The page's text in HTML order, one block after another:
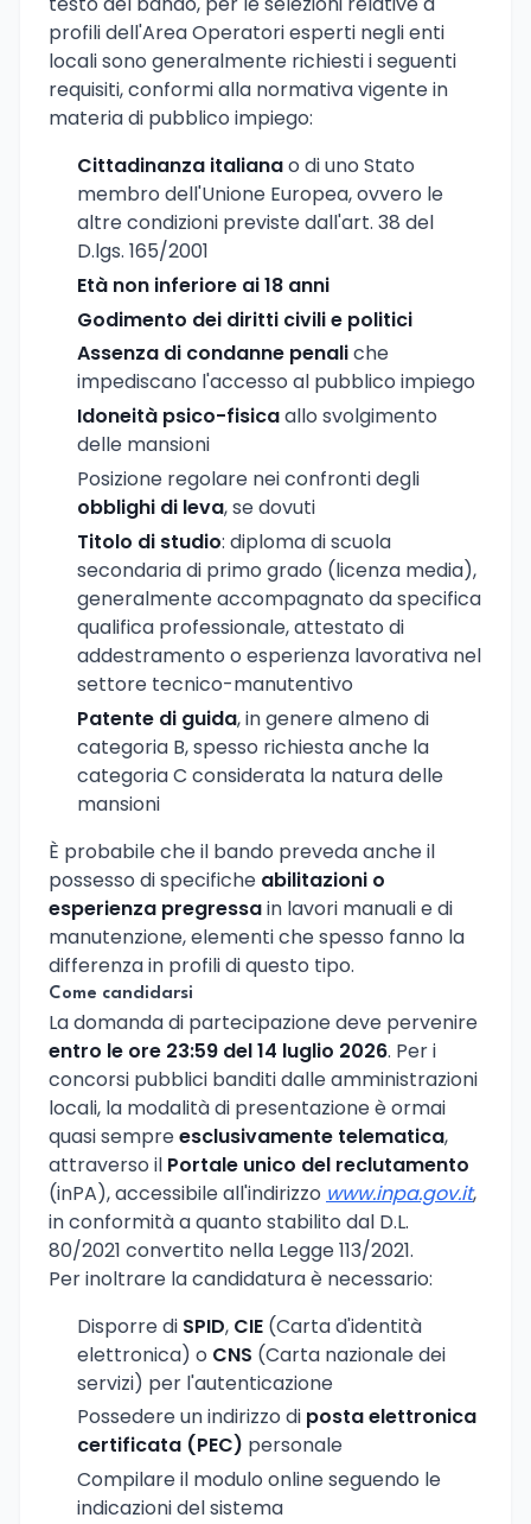
profili dell'Area Operatori esperti negli enti
locali sono generalmente richiesti i seguenti
requisiti, conformi alla normativa vigente in
materia di pubblico impiego:
Cittadinanza italianao di uno Stato
membro dell'Unione Europea, ovvero le
altre condizioni previste dall'art. 38 del
D.lgs. 165/2001
Età non inferiore ai 18 anni
Godimento dei diritti civili e politici
Assenza di condanne penaliche
impediscano l'accesso al pubblico impiego
Idoneità psico-fisicaallo svolgimento
delle mansioni
Posizione regolare nei confronti degli
obblighi di leva, se dovuti
Titolo di studio: diploma di scuola
secondaria di primo grado (licenza media),
generalmente accompagnato da specifica
qualifica professionale, attestato di
addestramento o esperienza lavorativa nel
settore tecnico-manutentivo
Patente di guida, in genere almeno di
categoria B, spesso richiesta anche la
categoria C considerata la natura delle
mansioni
È probabile che il bando preveda anche il
possesso di specifiche abilitazioni o
esperienza pregressain lavori manuali e di
manutenzione, elementi che spesso fanno la
differenza in profili di questo tipo.
Come candidarsi
La domanda di partecipazione deve pervenire
entro le ore 23:59 del 14 luglio 2026. Per i
concorsi pubblici banditi dalle amministrazioni
locali, la modalità di presentazione è ormai
quasi sempreesclusivamente telematica,
attraverso il Portale unico del reclutamento
(inPA), accessibile all'indirizzo www.inpa.gov.it,
in conformità a quanto stabilito dal D.L.
80/2021 convertito nella Legge 113/2021.
Per inoltrare la candidatura è necessario:
Disporre di SPID, CIE (Carta d'identità
elettronica) o CNS (Carta nazionale dei
servizi) per l'autenticazione
Possedere un indirizzo di posta elettronica
certificata (PEC) personale
Compilare il modulo online seguendo le
indicazioni del sistema